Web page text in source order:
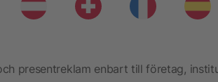
presentreklam enbart till företag,